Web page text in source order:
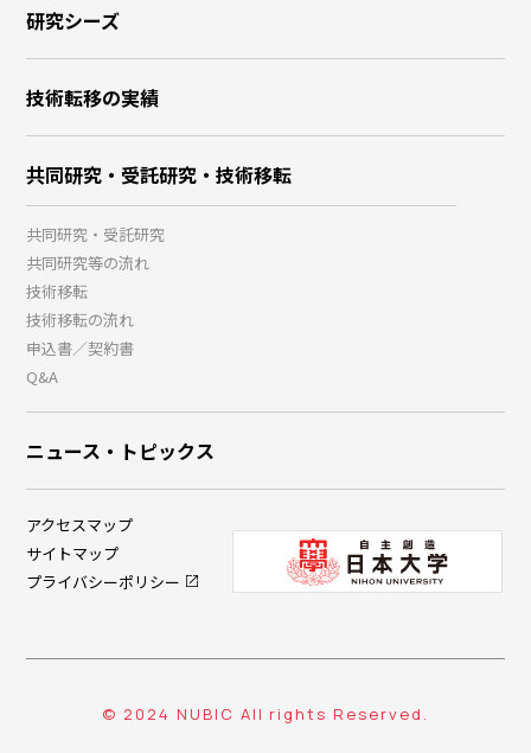
研究シーズ
技術転移の実績
共同研究・受託研究・技術移転
共同研究・受託研究
共同研究等の流れ
技術移転
技術移転の流れ
申込書／契約書
Q&A
ニュース・トピックス
アクセスマップ
サイトマップ
プライバシーポリシー
© 2024 NUBIC All rights Reserved.